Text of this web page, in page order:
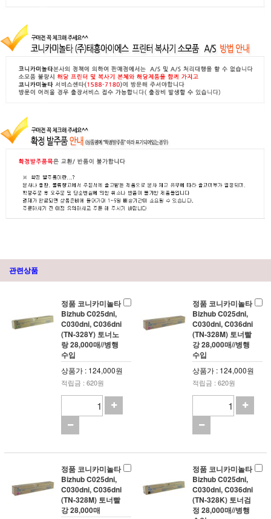
관련상품
정품 코니카미놀타
Bizhub C025dni,
C030dni, C036dni
(TN-328Y) 토너노
랑 28,000매//병행
수입
상품가 : 124,000원
적립금 : 620원
정품 코니카미놀타
Bizhub C025dni,
C030dni, C036dni
(TN-328M) 토너빨
강 28,000매//병행
수입
상품가 : 124,000원
적립금 : 620원
정품 코니카미놀타
Bizhub C025dni,
C030dni, C036dni
(TN-328M) 토너빨
강 28,000매
정품 코니카미놀타
Bizhub C025dni,
C030dni, C036dni
(TN-328K) 토너검
정 28,000매//병행